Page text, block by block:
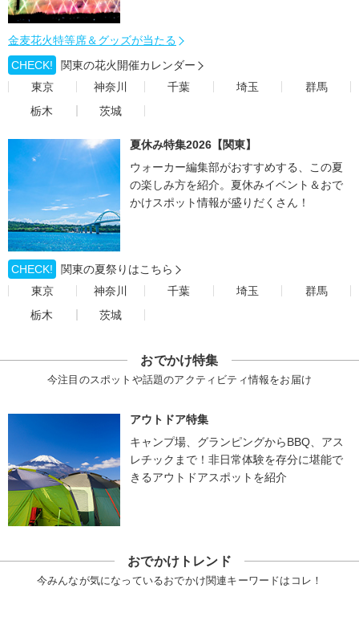
金麦花火特等席＆グッズが当たる
CHECK!
関東の花火開催カレンダー
東京
神奈川 千葉 埼玉
群馬
栃木
茨城
夏休み特集2026【関東】
ウォーカー編集部がおすすめする、この夏
の楽しみ方を紹介。夏休みイベント＆おで
かけスポット情報が盛りだくさん！
CHECK!
関東の夏祭りはこちら
東京
神奈川 千葉 埼玉
群馬
栃木
茨城
おでかけ特集
今注目のスポットや話題のアクティビティ情報をお届け
アウトドア特集
キャンプ場、グランピングからBBQ、アス
レチックまで！非日常体験を存分に堪能で
きるアウトドアスポットを紹介
おでかけトレンド
今みんなが気になっているおでかけ関連キーワードはコレ！